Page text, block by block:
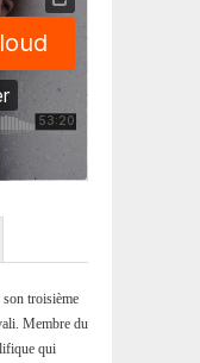
troisième
Membre du
qui